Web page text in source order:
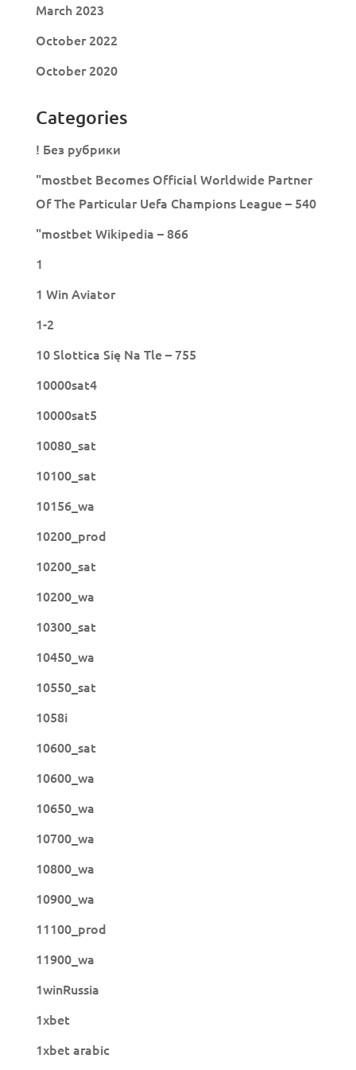
March 2023
October 2022
October 2020
Categories
! Без рубрики
"mostbet Becomes Official Worldwide Partner
Of The Particular Uefa Champions League – 540
"mostbet Wikipedia – 866
1
1 Win Aviator
1-2
10 Slottica Się Na Tle – 755
10000sat4
10000sat5
10080_sat
10100_sat
10156_wa
10200_prod
10200_sat
10200_wa
10300_sat
10450_wa
10550_sat
1058i
10600_sat
10600_wa
10650_wa
10700_wa
10800_wa
10900_wa
11100_prod
11900_wa
1winRussia
1xbet
1xbet arabic